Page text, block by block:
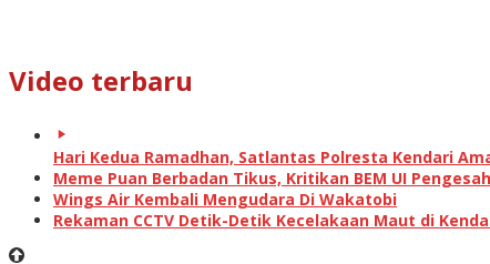
Video terbaru
Hari Kedua Ramadhan, Satlantas Polresta Kendari
Meme Puan Berbadan Tikus, Kritikan BEM UI
Wings Air Kembali Mengudara Di Wakatobi
Rekaman CCTV Detik-Detik Kecelakaan Maut di